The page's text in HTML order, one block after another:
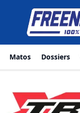
Matos Dossiers